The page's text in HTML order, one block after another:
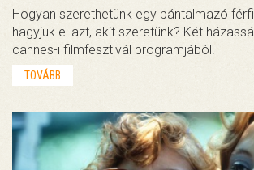
Hogyan szerethetünk egy bántalmazó
hagyjuk el azt, akit szeretünk? Két
cannes-i filmfesztivál programjából.
TOVÁBB